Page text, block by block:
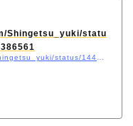
Shingetsu_yuki/statu
https://twitter.com/Shingetsu_yuki/status/1448408566952386561